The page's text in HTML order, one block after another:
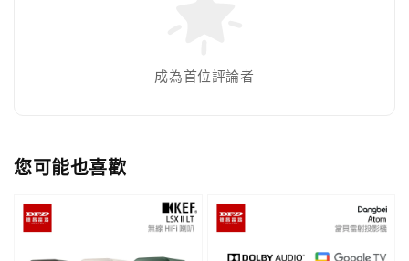
成為首位評論者
您可能也喜歡